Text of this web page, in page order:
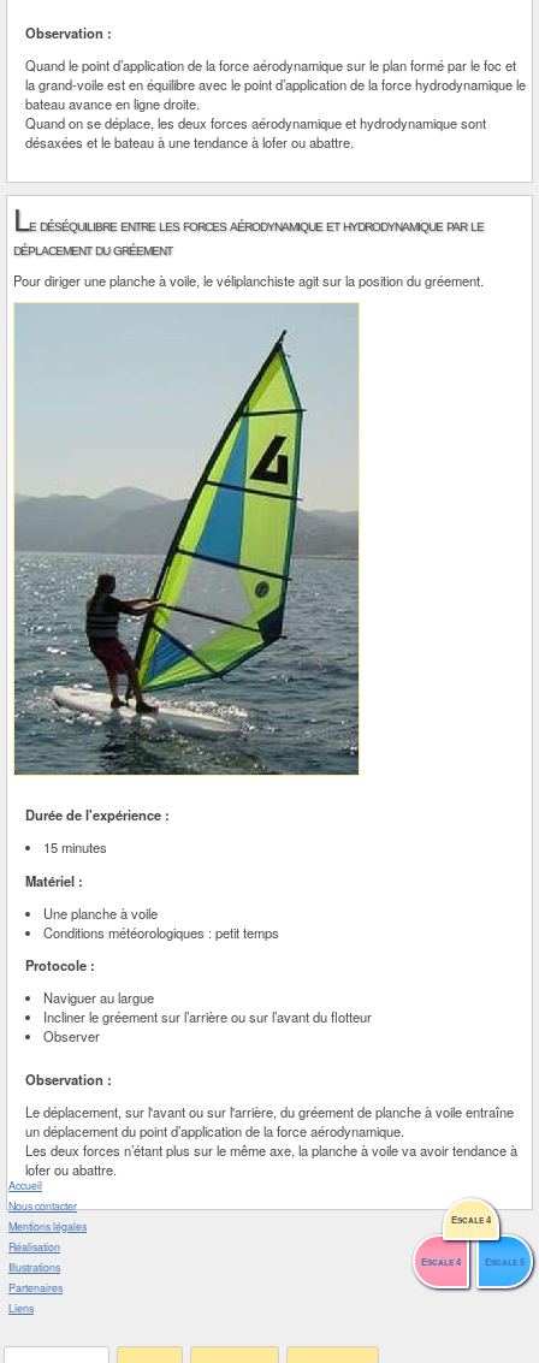
Accueil
Nous contacter
Mentions légales
Réalisation
Illustrations
Partenaires
Liens
Observation :
Quand le point d’application de la force aérodynamique sur le plan formé par le foc et
la grand-voile est en équilibre avec le point d’application de la force hydrodynamique le
bateau avance en ligne droite.
Quand on se déplace, les deux forces aérodynamique et hydrodynamique sont
désaxées et le bateau à une tendance à lofer ou abattre.
Le déséquilibre entre les forces aérodynamique et hydrodynamique par le
déplacement du gréement
Pour diriger une planche à voile, le véliplanchiste agit sur la position du gréement.
Durée de l'expérience :
15 minutes
Matériel :
Une planche à voile
Conditions météorologiques : petit temps
Protocole :
Naviguer au largue
Incliner le gréement sur l’arrière ou sur l’avant du flotteur
Observer
Observation :
Le déplacement, sur l'avant ou sur l'arrière, du gréement de planche à voile entraîne
un déplacement du point d’application de la force aérodynamique.
Les deux forces n’étant plus sur le même axe, la planche à voile va avoir tendance à
lofer ou abattre.
Escale 5
Escale 4
Escale 4